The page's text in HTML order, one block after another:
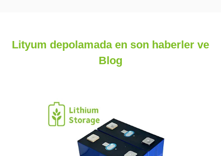
Lityum depolamada en son haberler ve
Blog